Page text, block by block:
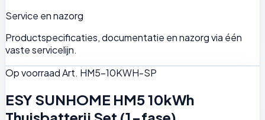
Service en nazorg
Productspecificaties, documentatie en nazorg via één
vaste servicelijn.
Op voorraadArt. HM5-10KWH-SP
ESY SUNHOME HM5 10kWh